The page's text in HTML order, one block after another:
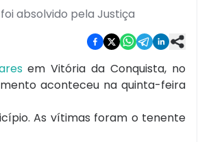
absolvido pela Justiça
em Vitória da Conquista, no
aconteceu na quinta-feira
As vítimas foram o tenente